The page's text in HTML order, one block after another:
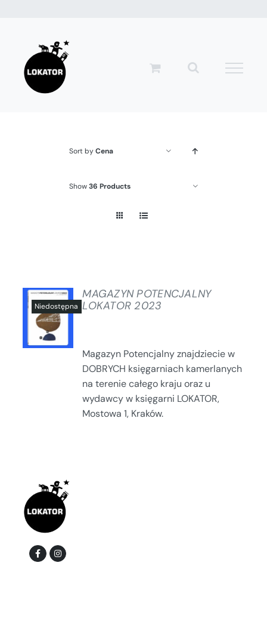
zawartości
Sort byCena
Show36 Products
SZCZEGÓŁY
MAGAZYN POTENCJALNY
LOKATOR 2023
Magazyn Potencjalny znajdziecie w
DOBRYCH księgarniach kamerlanych
na terenie całego kraju oraz u
wydawcy w księgarni LOKATOR,
Mostowa 1, Kraków.